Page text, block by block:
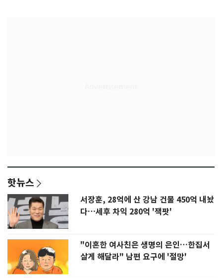
핫뉴스
서장훈, 28억에 산 강남 건물 450억 내놨
다…세후 차익 280억 '잭팟'
"이혼한 여사친은 생명의 은인…한집서
살게 해달라" 남편 요구에 '절망'